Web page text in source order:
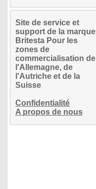
Site de service et
support de la marque
Britesta Pour les
zones de
commercialisation de
l'Allemagne, de
l'Autriche et de la
Suisse
Confidentialité
A propos de nous